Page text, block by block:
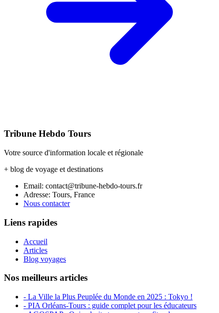
Tribune Hebdo Tours
Votre source d'information locale et régionale
+ blog de voyage et destinations
Email: contact@tribune-hebdo-tours.fr
Adresse: Tours, France
Nous contacter
Liens rapides
Accueil
Articles
Blog voyages
Nos meilleurs articles
- La Ville la Plus Peuplée du Monde en 2025 : Tokyo !
- PIA Orléans-Tours : guide complet pour les éducateurs